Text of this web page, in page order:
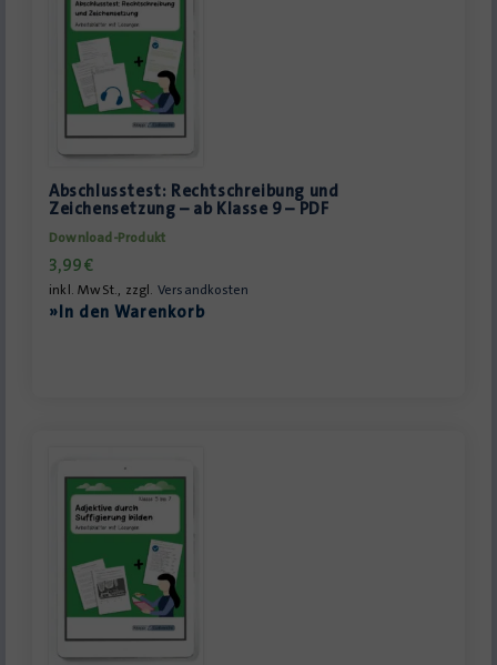
Abschlusstest: Rechtschreibung und
Zeichensetzung – ab Klasse 9 – PDF
Download-Produkt
3,99€
inkl. MwSt., zzgl. Versandkosten
»In den Warenkorb